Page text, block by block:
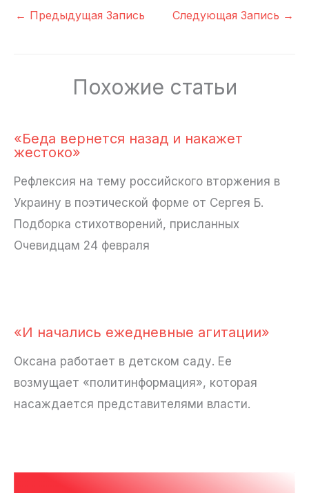
← Предыдущая Запись Следующая Запись →
Похожие статьи
«Беда вернется назад и накажет
жестоко»
Рефлексия на тему российского вторжения в
Украину в поэтической форме от Сергея Б.
Подборка стихотворений, присланных
Очевидцам 24 февраля
«И начались ежедневные агитации»
Оксана работает в детском саду. Ее
возмущает «политинформация», которая
насаждается представителями власти.